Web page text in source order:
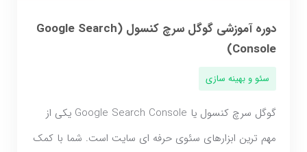
دوره آموزشی گوگل سرچ کنسول (Google Search
Console)
سئو و بهینه سازی
گوگل سرچ کنسول یا Google Search Console یکی از
مهم ترین ابزارهای سئوی حرفه ای سایت است. شما با کمک